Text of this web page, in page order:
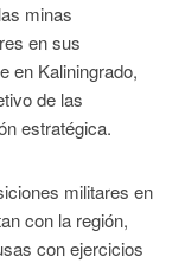
minas
en sus
en Kaliningrado,
de las
estratégica.
militares en
con la región,
con ejercicios